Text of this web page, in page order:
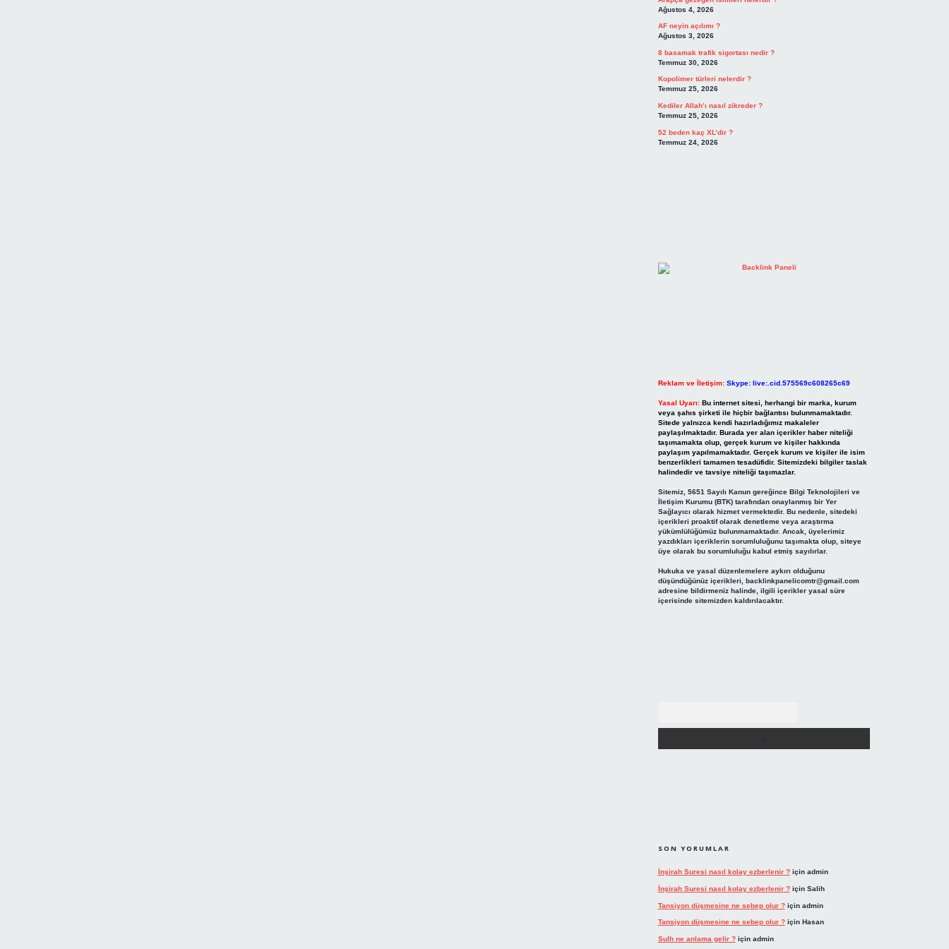
Ağustos 4, 2026
AF neyin açılımı ?
Ağustos 3, 2026
8 basamak trafik sigortası nedir ?
Temmuz 30, 2026
Kopolimer türleri nelerdir ?
Temmuz 25, 2026
Kediler Allah’ı nasıl zikreder ?
Temmuz 25, 2026
52 beden kaç XL’dir ?
Temmuz 24, 2026
Reklam ve İletişim: Skype: live:.cid.575569c608265c69
Yasal Uyarı: Bu internet sitesi, herhangi bir marka, kurum
veya şahıs şirketi ile hiçbir bağlantısı bulunmamaktadır.
Sitede yalnızca kendi hazırladığımız makaleler
paylaşılmaktadır. Burada yer alan içerikler haber niteliği
taşımamakta olup, gerçek kurum ve kişiler hakkında
paylaşım yapılmamaktadır. Gerçek kurum ve kişiler ile isim
benzerlikleri tamamen tesadüfidir. Sitemizdeki bilgiler taslak
halindedir ve tavsiye niteliği taşımazlar.
Sitemiz, 5651 Sayılı Kanun gereğince Bilgi Teknolojileri ve
İletişim Kurumu (BTK) tarafından onaylanmış bir Yer
Sağlayıcı olarak hizmet vermektedir. Bu nedenle, sitedeki
içerikleri proaktif olarak denetleme veya araştırma
yükümlülüğümüz bulunmamaktadır. Ancak, üyelerimiz
yazdıkları içeriklerin sorumluluğunu taşımakta olup, siteye
üye olarak bu sorumluluğu kabul etmiş sayılırlar.
Hukuka ve yasal düzenlemelere aykırı olduğunu
düşündüğünüz içerikleri, backlinkpanelicomtr@gmail.com
adresine bildirmeniz halinde, ilgili içerikler yasal süre
içerisinde sitemizden kaldırılacaktır.
SON YORUMLAR
İnşirah Suresi nasıl kolay ezberlenir ?için admin
İnşirah Suresi nasıl kolay ezberlenir ?için Salih
Tansiyon düşmesine ne sebep olur ?için admin
Tansiyon düşmesine ne sebep olur ?için Hasan
Sulh ne anlama gelir ?için admin